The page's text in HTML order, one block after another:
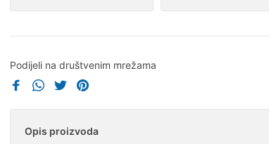
Podijeli na društvenim mrežama
Opis proizvoda